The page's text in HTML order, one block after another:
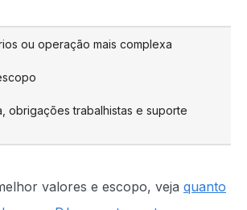
ou operação mais complexa
obrigações trabalhistas e suporte
valores e escopo, veja quanto